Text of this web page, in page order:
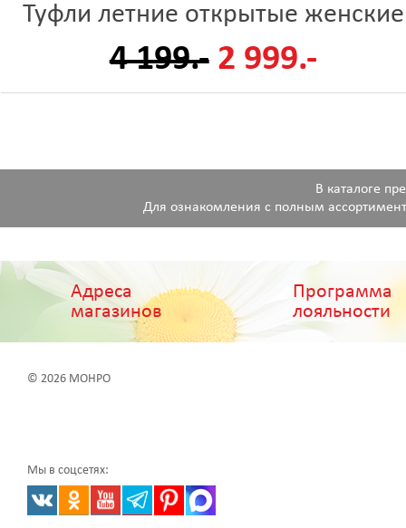
Туфли летние открытые женские
4 199.- 2 999.-
В каталоге
Для ознакомления с полным
Адреса
магазинов
Программа
лояльности
© 2026 МОНРО
Мы в соцсетях: